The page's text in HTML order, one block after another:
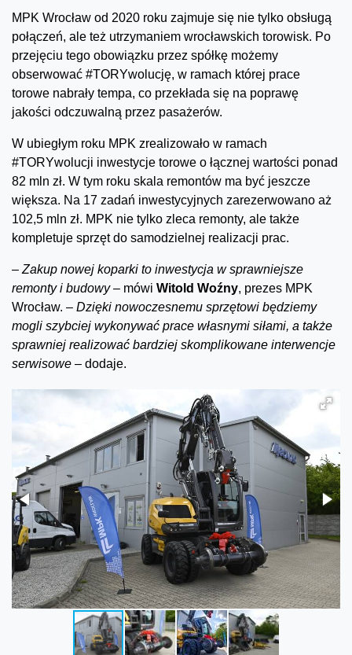
MPK Wrocław od 2020 roku zajmuje się nie tylko obsługą
połączeń, ale też utrzymaniem wrocławskich torowisk. Po
przejęciu tego obowiązku przez spółkę możemy
obserwować #TORYwolucję, w ramach której prace
torowe nabrały tempa, co przekłada się na poprawę
jakości odczuwalną przez pasażerów.
W ubiegłym roku MPK zrealizowało w ramach
#TORYwolucji inwestycje torowe o łącznej wartości ponad
82 mln zł. W tym roku skala remontów ma być jeszcze
większa. Na 17 zadań inwestycyjnych zarezerwowano aż
102,5 mln zł. MPK nie tylko zleca remonty, ale także
kompletuje sprzęt do samodzielnej realizacji prac.
–Zakup nowej koparki to inwestycja w sprawniejsze
remonty i budowy – mówi Witold Woźny, prezes MPK
Wrocław. – Dzięki nowoczesnemu sprzętowi będziemy
mogli szybciej wykonywać prace własnymi siłami, a także
sprawniej realizować bardziej skomplikowane interwencje
serwisowe – dodaje.